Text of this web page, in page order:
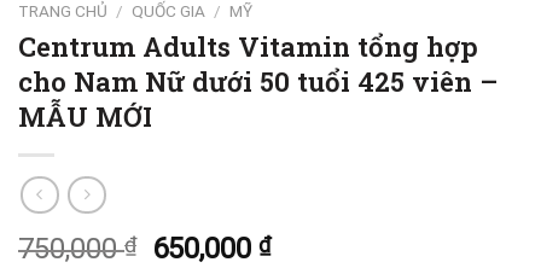
TRANG CHỦ / QUỐC GIA / MỸ
Centrum Adults Vitamin tổng hợp
cho Nam Nữ dưới 50 tuổi 425 viên –
MẪU MỚI
750,000₫ 650,000₫